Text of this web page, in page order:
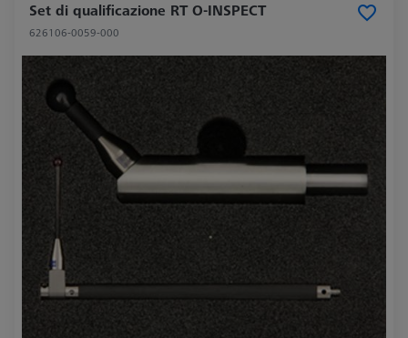
Set di qualificazione RT O-INSPECT
626106-0059-000